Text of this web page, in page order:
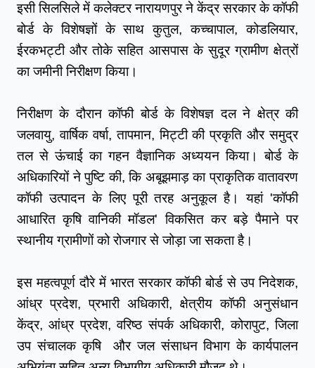
इसी सिलसिले में कलेक्टर नारायणपुर ने केंद्र सरकार के कॉफी
बोर्ड के विशेषज्ञों के साथ कुतुल, कच्चापाल, कोडलियार,
ईरकभट्टी और तोके सहित आसपास के सुदूर ग्रामीण क्षेत्रों
का जमीनी निरीक्षण किया।
निरीक्षण के दौरान कॉफी बोर्ड के विशेषज्ञ दल ने क्षेत्र की
जलवायु, वार्षिक वर्षा, तापमान, मिट्टी की प्रकृति और समुद्र
तल से ऊंचाई का गहन वैज्ञानिक अध्ययन किया। बोर्ड के
अधिकारियों ने पुष्टि की, कि अबूझमाड़ का प्राकृतिक वातावरण
कॉफी उत्पादन के लिए पूरी तरह अनुकूल है। यहां 'कॉफी
आधारित कृषि वानिकी मॉडल' विकसित कर बड़े पैमाने पर
स्थानीय ग्रामीणों को रोजगार से जोड़ा जा सकता है।
इस महत्वपूर्ण दौरे में भारत सरकार कॉफी बोर्ड से उप निदेशक,
आंध्र प्रदेश, प्रभारी अधिकारी, क्षेत्रीय कॉफी अनुसंधान
केंद्र, आंध्र प्रदेश, वरिष्ठ संपर्क अधिकारी, कोरापुट, जिला
उप संचालक कृषि  और जल संसाधन विभाग के कार्यपालन